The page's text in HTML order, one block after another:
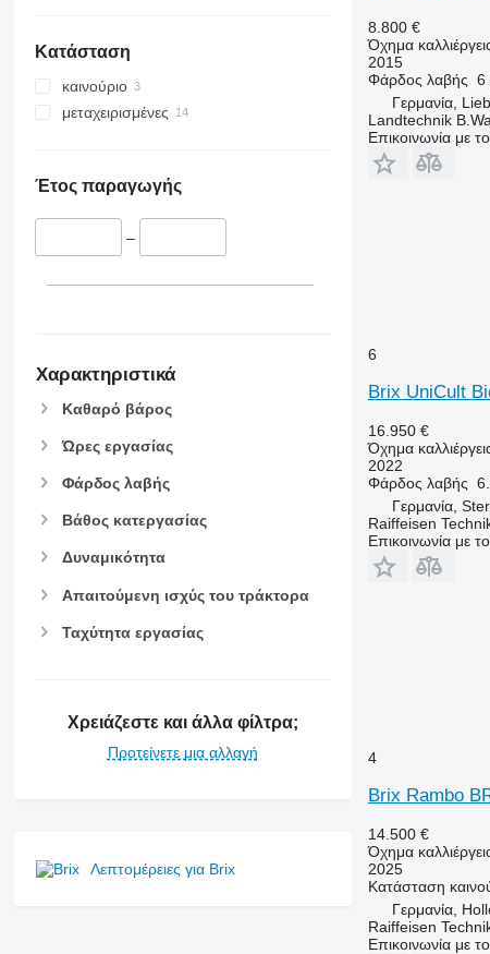
Κατάσταση
καινούριο
μεταχειρισμένες
Έτος παραγωγής
–
Χαρακτηριστικά
Καθαρό βάρος
Ώρες εργασίας
Φάρδος λαβής
Βάθος κατεργασίας
Δυναμικότητα
Απαιτούμενη ισχύς του τράκτορα
Ταχύτητα εργασίας
Χρειάζεστε και άλλα φίλτρα;
Προτείνετε μια αλλαγή
Λεπτομέρειες για Brix
8.800 €
Όχημα
2015
Φάρδος λαβής 6
Γερμανία,
Landtechnik
Επικοινωνία με
6
Brix UniCult
16.950 €
Όχημα
2022
Φάρδος λαβής
Γερμανία,
Raiffeisen
Επικοινωνία με
4
Brix Rambo
14.500 €
Όχημα
2025
Κατάσταση
Γερμανία,
Raiffeisen
Επικοινωνία με